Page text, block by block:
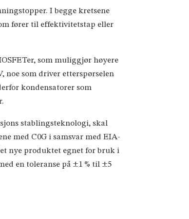
I begge kretsene
fører til effektivitetstap eller
som muliggjør høyere
noe som driver etterspørselen
kondensatorer som
stablingsteknologi, skal
med C0G i samsvar med EIA-
nye produktet egnet for bruk i
en toleranse på ±1 % til ±5